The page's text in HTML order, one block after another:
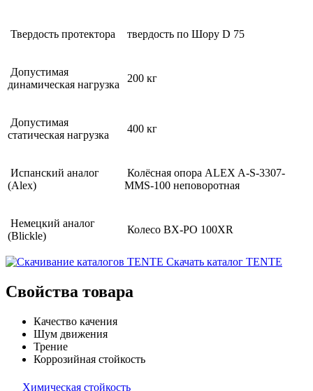
Твердость протектора твердость по Шору D 75
Допустимая
динамическая нагрузка
200 кг
Допустимая
статическая нагрузка
400 кг
Испанский аналог
(Alex)
Колёсная опора ALEX A-S-3307-
MMS-100 неповоротная
Немецкий аналог
(Blickle)
Колесо BX-PO 100XR
Скачать каталог TENTE
Свойства товара
Качество качения
Шум движения
Трение
Коррозийная стойкость
Химическая стойкость